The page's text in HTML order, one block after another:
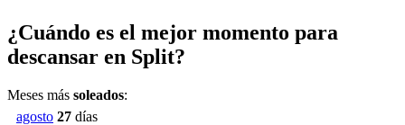
¿Cuándo es el mejor momento para
descansar en Split?
Meses más soleados:
agosto 27 días